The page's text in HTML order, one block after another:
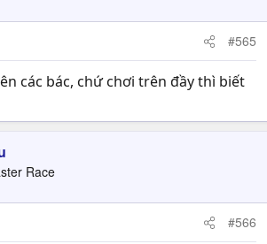
#565
các bác, chứ chơi trên đầy thì biết
Race
#566